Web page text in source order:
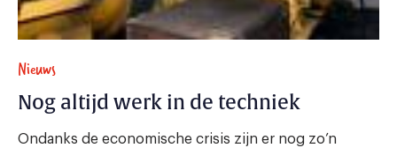
Nieuws
Nog altijd werk in de techniek
Ondanks de economische crisis zijn er nog zo’n